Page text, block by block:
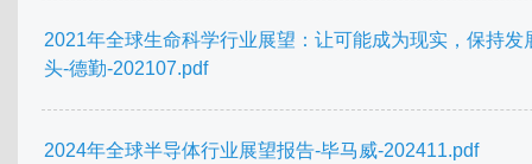
2021年全球生命科学行业展望：让可能成为现实，保持发
头-德勤-202107.pdf
2024年全球半导体行业展望报告-毕马威-202411.pdf